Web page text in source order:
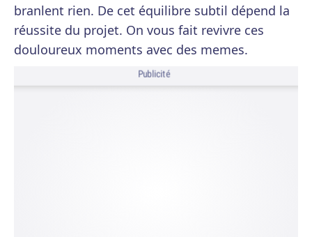
branlent rien. De cet équilibre subtil dépend la
réussite du projet. On vous fait revivre ces
douloureux moments avec des memes.
Publicité